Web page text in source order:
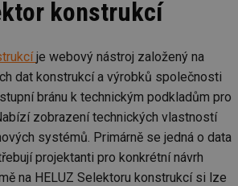
konstrukcí
je webový nástroj založený na
dat konstrukcí a výrobků společnosti
bránu k technickým podkladům pro
zobrazení technických vlastností
systémů. Primárně se jedná o data
projektanti pro konkrétní návrh
na HELUZ Selektoru konstrukcí si lze